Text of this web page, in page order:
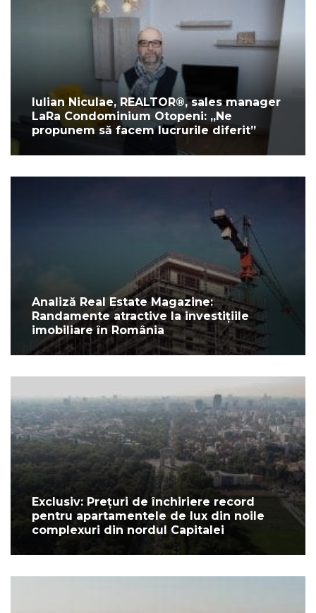
Iulian Niculae, REALTOR®, sales manager
LaRa Condominium Otopeni: „Ne
propunem să facem lucrurile diferit”
Analiză Real Estate Magazine:
Randamente atractive la investițiile
imobiliare în România
Exclusiv: Prețuri de închiriere record
pentru apartamentele de lux din noile
complexuri din nordul Capitalei